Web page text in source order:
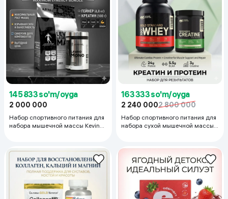
145 833 so'm/oyga
2 000 000
Набор спортивного питания для
набора мышечной массы Kevin
163 333 so'm/oyga
2 240 0002 800 000
Набор спортивного питания для
набора сухой мышечной массы